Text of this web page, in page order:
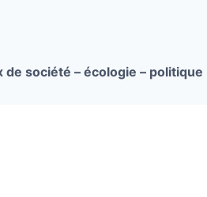
société – écologie – politique